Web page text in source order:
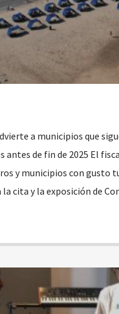
a municipios que
antes de fin de 2025 El
y municipios con gusto
la cita y la exposición de